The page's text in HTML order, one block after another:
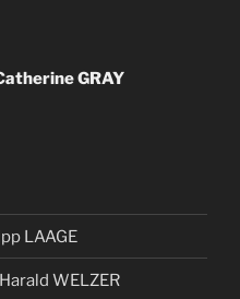
GRAY
LAAGE
WELZER